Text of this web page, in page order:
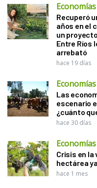
Recuperó
años en el
un
Entre Ríos
arrebató
hace 19 días
Las
escenario
¿cuánto
hace 30 días
Crisis en
hectárea
hace 1 mes